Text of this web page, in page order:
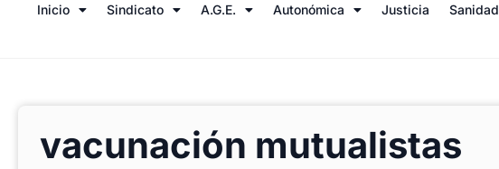
Inicio Sindicato A.G.E. Autonómica Justicia Sanidad
vacunación mutualistas